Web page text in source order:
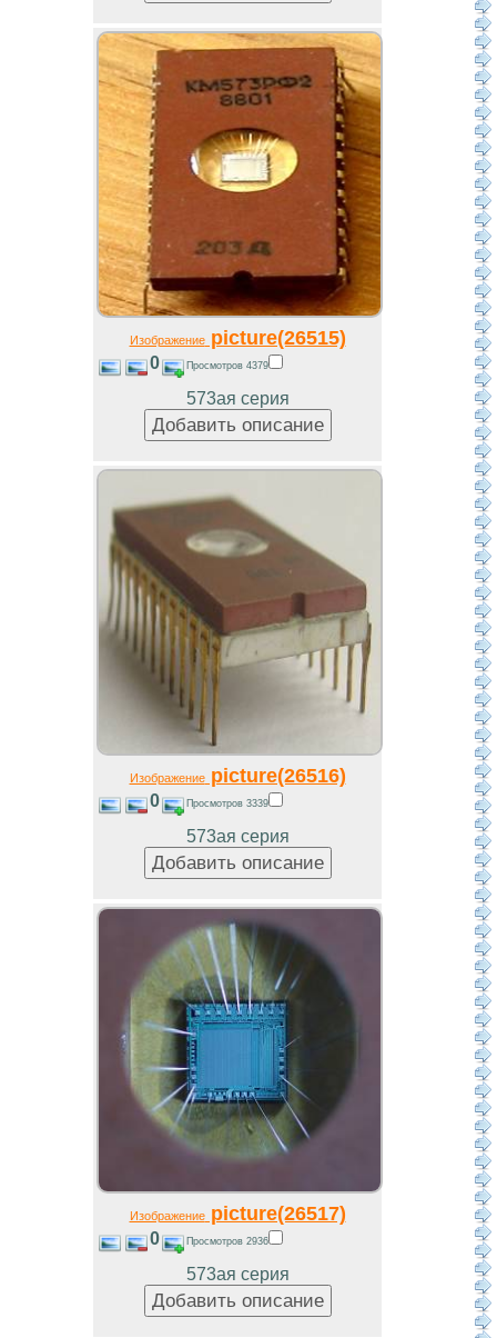
Изображениеpicture(26515)
0 Просмотров 4379
573ая серия
Изображениеpicture(26516)
0 Просмотров 3339
573ая серия
Изображениеpicture(26517)
0 Просмотров 2936
573ая серия